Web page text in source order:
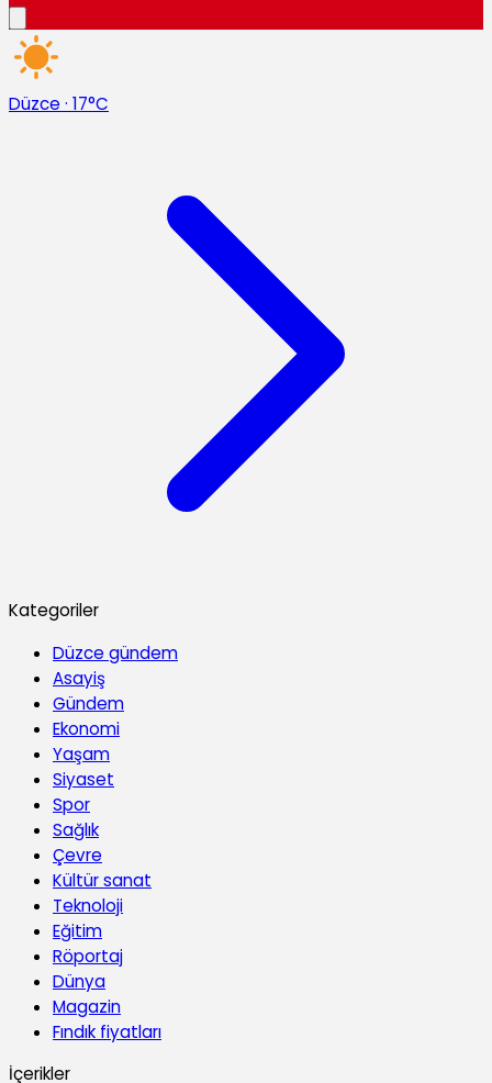
Düzce · 17°C
Kategoriler
Düzce gündem
Asayiş
Gündem
Ekonomi
Yaşam
Siyaset
Spor
Sağlık
Çevre
Kültür sanat
Teknoloji
Eğitim
Röportaj
Dünya
Magazin
Fındık fiyatları
İçerikler